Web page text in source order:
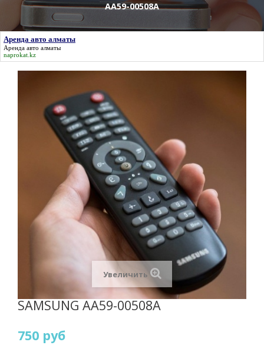
AA59-00508A
Аренда авто алматы
Аренда авто алматы
naprokat.kz
Увеличить
SAMSUNG AA59-00508A
750 руб